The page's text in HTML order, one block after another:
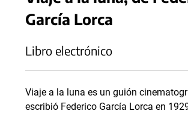
García Lorca
Libro electrónico
Viaje a la luna es un guión
escribió Federico García Lorca en